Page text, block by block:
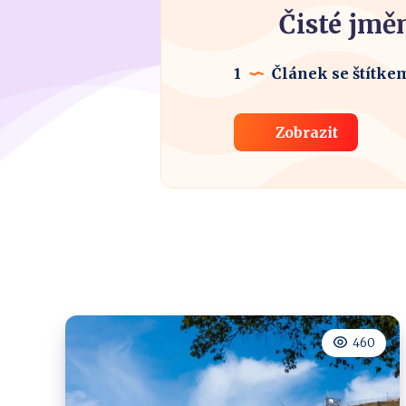
Čisté
1 Článek se
Zobrazit
460